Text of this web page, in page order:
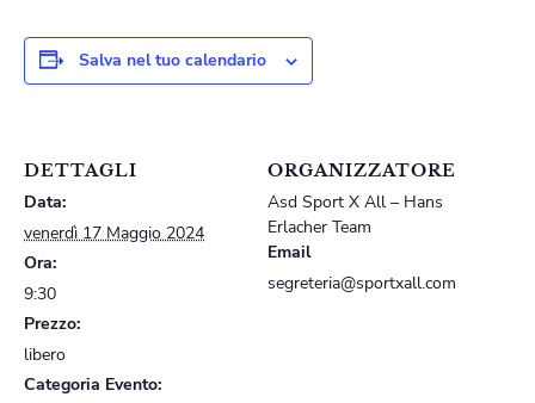
Salva nel tuo calendario
DETTAGLI
Data:
venerdì 17 Maggio 2024
Ora:
9:30
Prezzo:
libero
Categoria Evento:
ORGANIZZATORE
Asd Sport X All – Hans
Erlacher Team
Email
segreteria@sportxall.com